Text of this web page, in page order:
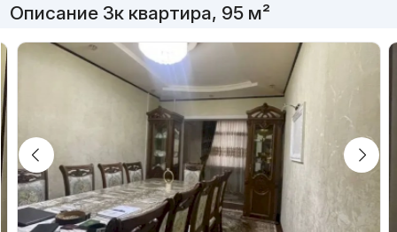
Описание 3к квартира, 95 м²